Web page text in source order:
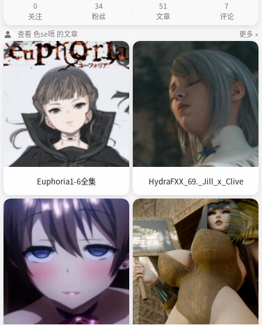
0
关注
34
粉丝
51
文章
7
评论
查看 色se唔 的文章
更多 »
Euphoria1-6全集 HydraFXX_69._Jill_x_Clive